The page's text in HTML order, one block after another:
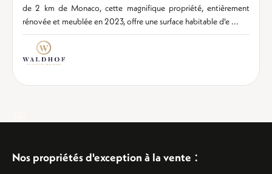
de 2 km de Monaco, cette magnifique propriété, entièrement
rénovée et meublée en 2023, offre une surface habitable d'e ...
Nos propriétés d'exception à la vente :